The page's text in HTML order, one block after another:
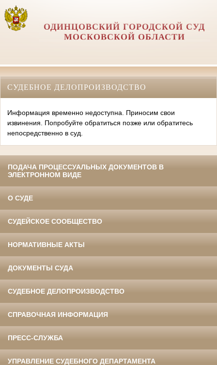
ОДИНЦОВСКИЙ ГОРОДСКОЙ СУД
МОСКОВСКОЙ ОБЛАСТИ
СУДЕБНОЕ ДЕЛОПРОИЗВОДСТВО
Информация временно недоступна. Приносим свои
извинения. Попробуйте обратиться позже или обратитесь
непосредственно в суд.
ПОДАЧА ПРОЦЕССУАЛЬНЫХ ДОКУМЕНТОВ В
ЭЛЕКТРОННОМ ВИДЕ
О СУДЕ
СУДЕЙСКОЕ СООБЩЕСТВО
НОРМАТИВНЫЕ АКТЫ
ДОКУМЕНТЫ СУДА
СУДЕБНОЕ ДЕЛОПРОИЗВОДСТВО
СПРАВОЧНАЯ ИНФОРМАЦИЯ
ПРЕСС-СЛУЖБА
УПРАВЛЕНИЕ СУДЕБНОГО ДЕПАРТАМЕНТА